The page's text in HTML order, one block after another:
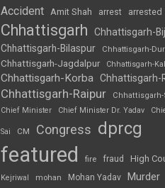
Accident Amit Shah arrest arrested
Chhattisgarh
Chhattisgarh-
Chhattisgarh-Bilaspur
Chhattisgarh-
Chhattisgarh-Jagdalpur Chhattisgarh-
Chhattisgarh-Korba Chhattisgarh-
Chhattisgarh-Raipur
Chhattisgarh-
Chief Minister
Chief Minister Dr. Yadav
Sai CM Congress dprcg
featured fire fraud High
Kejriwal mohan Mohan Yadav Murder